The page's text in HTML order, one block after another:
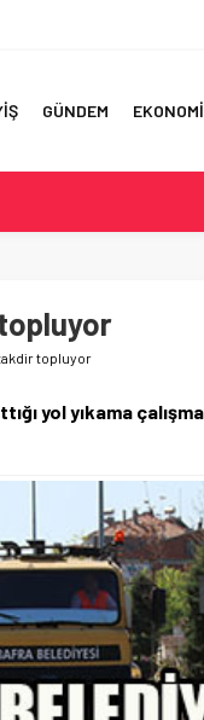
GÜNDEM EKONOMİ
5’İNCİLİK!
EN BÜYÜK HATALAR
topluyor
yol yıkama